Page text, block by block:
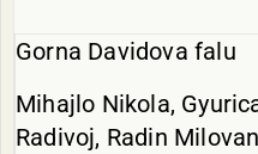
Gorna Davidova falu
Mihajlo Nikola,
Radivoj, Radin